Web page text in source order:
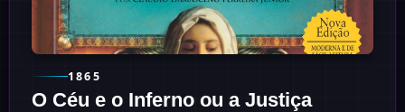
1865
O Céu e o Inferno ou a Justiça